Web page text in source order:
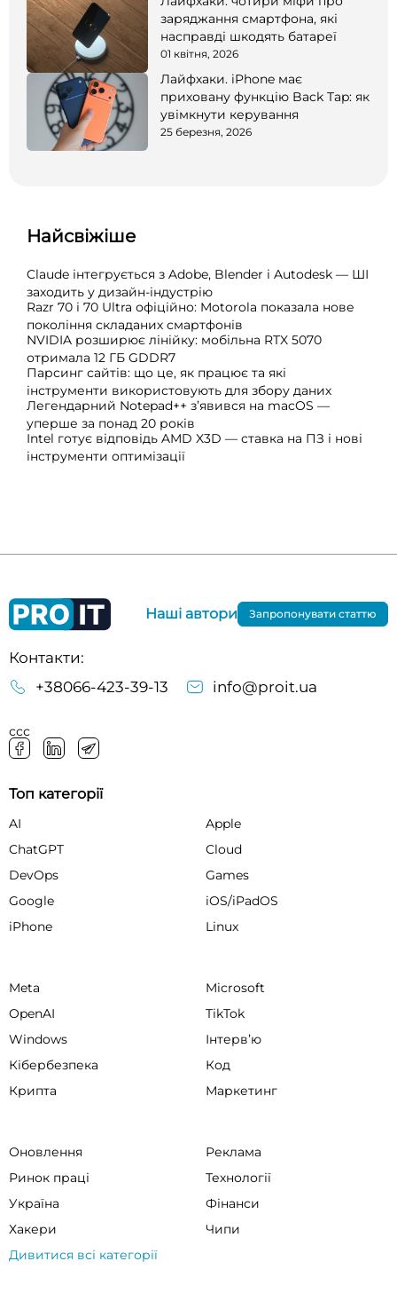
заряджання смартфона, які
насправді шкодять батареї
01 квітня, 2026
Лайфхаки. iPhone має
приховану функцію Back Tap: як
увімкнути керування
25 березня, 2026
Найсвіжіше
Claude інтегрується з Adobe, Blender і Autodesk — ШІ
заходить у дизайн-індустрію
Razr 70 і 70 Ultra офіційно: Motorola показала нове
покоління складаних смартфонів
NVIDIA розширює лінійку: мобільна RTX 5070
отримала 12 ГБ GDDR7
Парсинг сайтів: що це, як працює та які
інструменти використовують для збору даних
Легендарний Notepad++ з’явився на macOS —
уперше за понад 20 років
Intel готує відповідь AMD X3D — ставка на ПЗ і нові
інструменти оптимізації
Контакти:
+38066-423-39-13
info@proit.ua
ссс
Наші автори Запропонувати статтю
Топ категорії
AI
Apple
ChatGPT
Cloud
DevOps
Games
Google
iOS/iPadOS
iPhone
Linux
Meta
Microsoft
OpenAI
TikTok
Windows
Інтервʼю
Кібербезпека
Код
Крипта
Маркетинг
Оновлення
Реклама
Ринок праці
Технології
Україна
Фінанси
Хакери
Чипи
Дивитися всі категорії